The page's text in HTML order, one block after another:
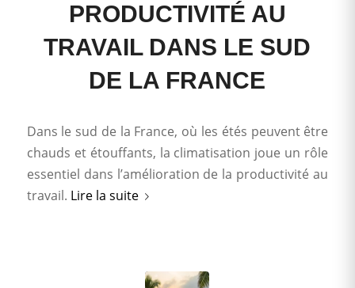
PRODUCTIVITÉ AU
TRAVAIL DANS LE SUD
DE LA FRANCE
Dans le sud de la France, où les étés peuvent être
chauds et étouffants, la climatisation joue un rôle
essentiel dans l’amélioration de la productivité au
travail. Lire la suite